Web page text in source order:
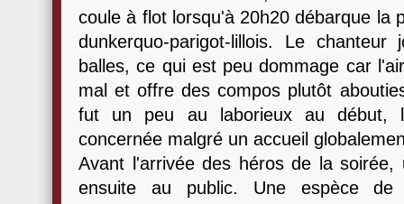
coule à flot lorsqu'à 20h20 débarque la
dunkerquo-parigot-lillois. Le
balles, ce qui est peu dommage car
mal et offre des compos plutôt
fut un peu au laborieux au début,
concernée malgré un accueil
Avant l'arrivée des héros de la
ensuite au public. Une espèce de